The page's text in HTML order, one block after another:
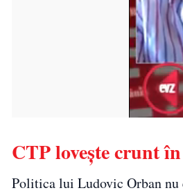
CTP loveşte crunt
Politica lui Ludovic Orban nu